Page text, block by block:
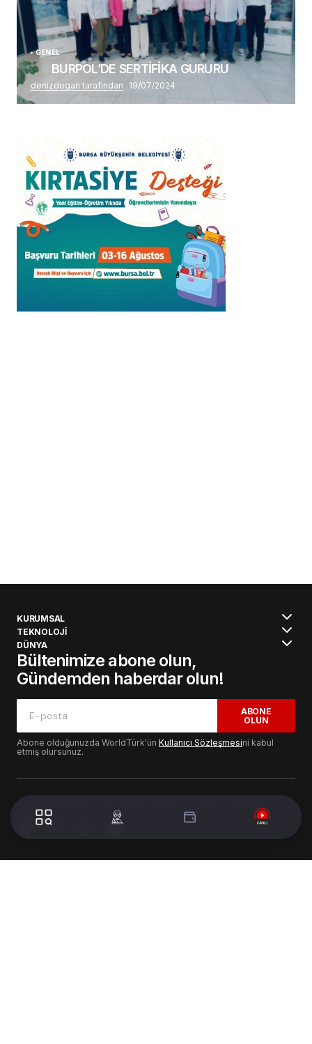
GENEL
BURPOL’DE SERTİFİKA GURURU
denizdogan tarafından 19/07/2024
KURUMSAL
TEKNOLOJİ
DÜNYA
Bültenimize abone olun,
Gündemden haberdar olun!
ABONE
OLUN
Abone olduğunuzda WorldTürk'ün Kullanıcı Sözleşmesini kabul
etmiş olursunuz.
© 2024 WorldTurk. Tüm Hakları Saklıdır. - Tasarım & Geliştirme :
Volion's